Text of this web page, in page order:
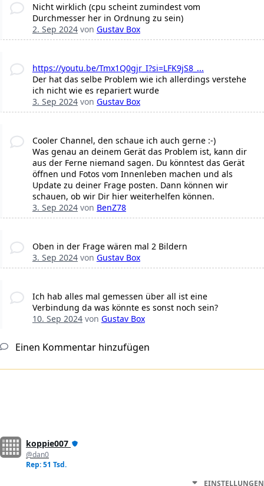
Nicht wirklich (cpu scheint zumindest vom
Durchmesser her in Ordnung zu sein)
2. Sep 2024von Gustav Box
https://youtu.be/Tmx1Q0gjr_I?si=LFK9jS8_...
Der hat das selbe Problem wie ich allerdings verstehe
ich nicht wie es repariert wurde
3. Sep 2024von Gustav Box
Cooler Channel, den schaue ich auch gerne :-)
Was genau an deinem Gerät das Problem ist, kann dir
aus der Ferne niemand sagen. Du könntest das Gerät
öffnen und Fotos vom Innenleben machen und als
Update zu deiner Frage posten. Dann können wir
schauen, ob wir Dir hier weiterhelfen können.
3. Sep 2024von BenZ78
Oben in der Frage wären mal 2 Bildern
3. Sep 2024von Gustav Box
Ich hab alles mal gemessen über all ist eine
Verbindung da was könnte es sonst noch sein?
10. Sep 2024von Gustav Box
Einen Kommentar hinzufügen
koppie007
@dan0
Rep: 51 Tsd.
EINSTELLUNGEN